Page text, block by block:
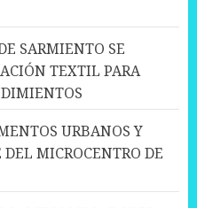
SARMIENTO SE
TEXTIL PARA
URBANOS Y
MICROCENTRO DE